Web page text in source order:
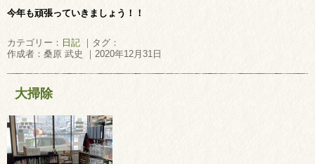
今年も頑張っていきましょう！！
カテゴリー： 日記 ｜タグ：
作成者：桑原 武史 ｜2020年12月31日
大掃除